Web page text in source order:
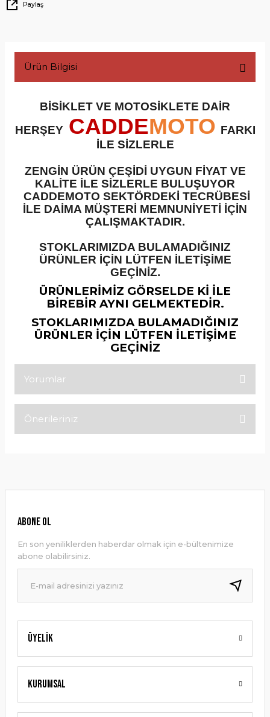
Paylaş
Ürün Bilgisi
BİSİKLET VE MOTOSİKLETE DAİR
HERŞEY CADDEMOTO FARKI
İLE SİZLERLE
ZENGİN ÜRÜN ÇEŞİDİ UYGUN FİYAT VE
KALİTE İLE SİZLERLE BULUŞUYOR
CADDEMOTO SEKTÖRDEKİ TECRÜBESİ
İLE DAİMA MÜŞTERİ MEMNUNİYETİ İÇİN
ÇALIŞMAKTADIR.
STOKLARIMIZDA BULAMADIĞINIZ
ÜRÜNLER İÇİN LÜTFEN İLETİŞİME
GEÇİNİZ.
ÜRÜNLERİMİZ GÖRSELDE Kİ İLE
BİREBİR AYNI GELMEKTEDİR.
STOKLARIMIZDA BULAMADIĞINIZ
ÜRÜNLER İÇİN LÜTFEN İLETİŞİME
GEÇİNİZ
Yorumlar
Önerileriniz
Ürün resmi kalitesiz, bozuk veya görüntülenemiyor.
Ürün bilgilerinde hatalar bulunuyor.
Ürün fiyatı diğer sitelerden daha pahalı.
Bu ürüne benzer farklı alternatifler olmalı.
Gönder
Üyelik
Kurumsal
ABONE OL
En son yeniliklerden haberdar olmak için e-bültenimize
abone olabilirsiniz.